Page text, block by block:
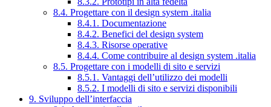
8.4. Progettare con il design system .italia
8.4.1. Documentazione
8.4.2. Benefici del design system
8.4.3. Risorse operative
8.4.4. Come contribuire al design system .italia
8.5. Progettare con i modelli di sito e servizi
8.5.1. Vantaggi dell’utilizzo dei modelli
8.5.2. I modelli di sito e servizi disponibili
9. Sviluppo dell’interfaccia